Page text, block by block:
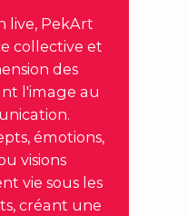
live, PekArt
collective et
des
l'image au
émotions,
visions
vie sous les
créant une